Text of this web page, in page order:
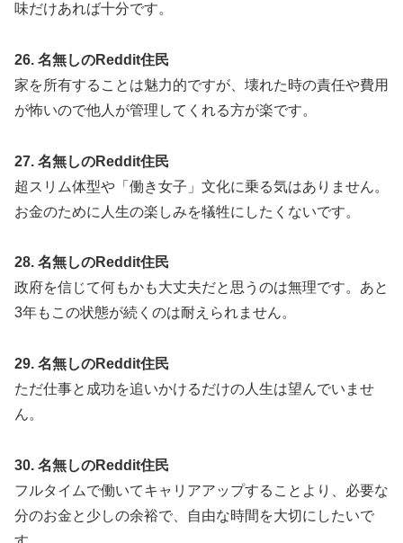
味だけあれば十分です。
26. 名無しのReddit住民
家を所有することは魅力的ですが、壊れた時の責任や費用
が怖いので他人が管理してくれる方が楽です。
27. 名無しのReddit住民
超スリム体型や「働き女子」文化に乗る気はありません。
お金のために人生の楽しみを犠牲にしたくないです。
28. 名無しのReddit住民
政府を信じて何もかも大丈夫だと思うのは無理です。あと
3年もこの状態が続くのは耐えられません。
29. 名無しのReddit住民
ただ仕事と成功を追いかけるだけの人生は望んでいませ
ん。
30. 名無しのReddit住民
フルタイムで働いてキャリアアップすることより、必要な
分のお金と少しの余裕で、自由な時間を大切にしたいで